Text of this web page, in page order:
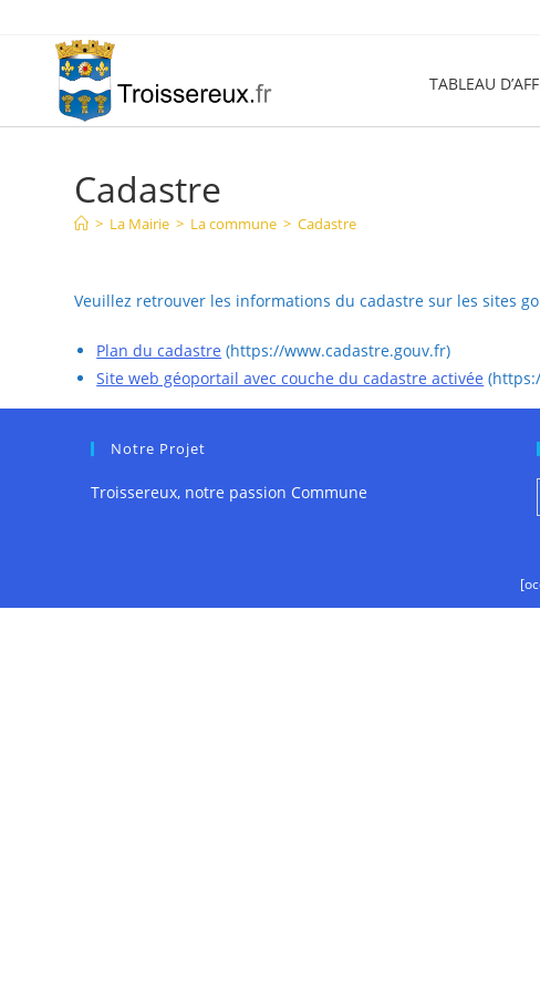
TABLEAU
Cadastre
> La Mairie > La commune > Cadastre
Veuillez retrouver les informations du cadastre sur les sites
Plan du cadastre (https://www.cadastre.gouv.fr)
Site web géoportail avec couche du cadastre activée
Notre Projet
Troissereux, notre passion Commune